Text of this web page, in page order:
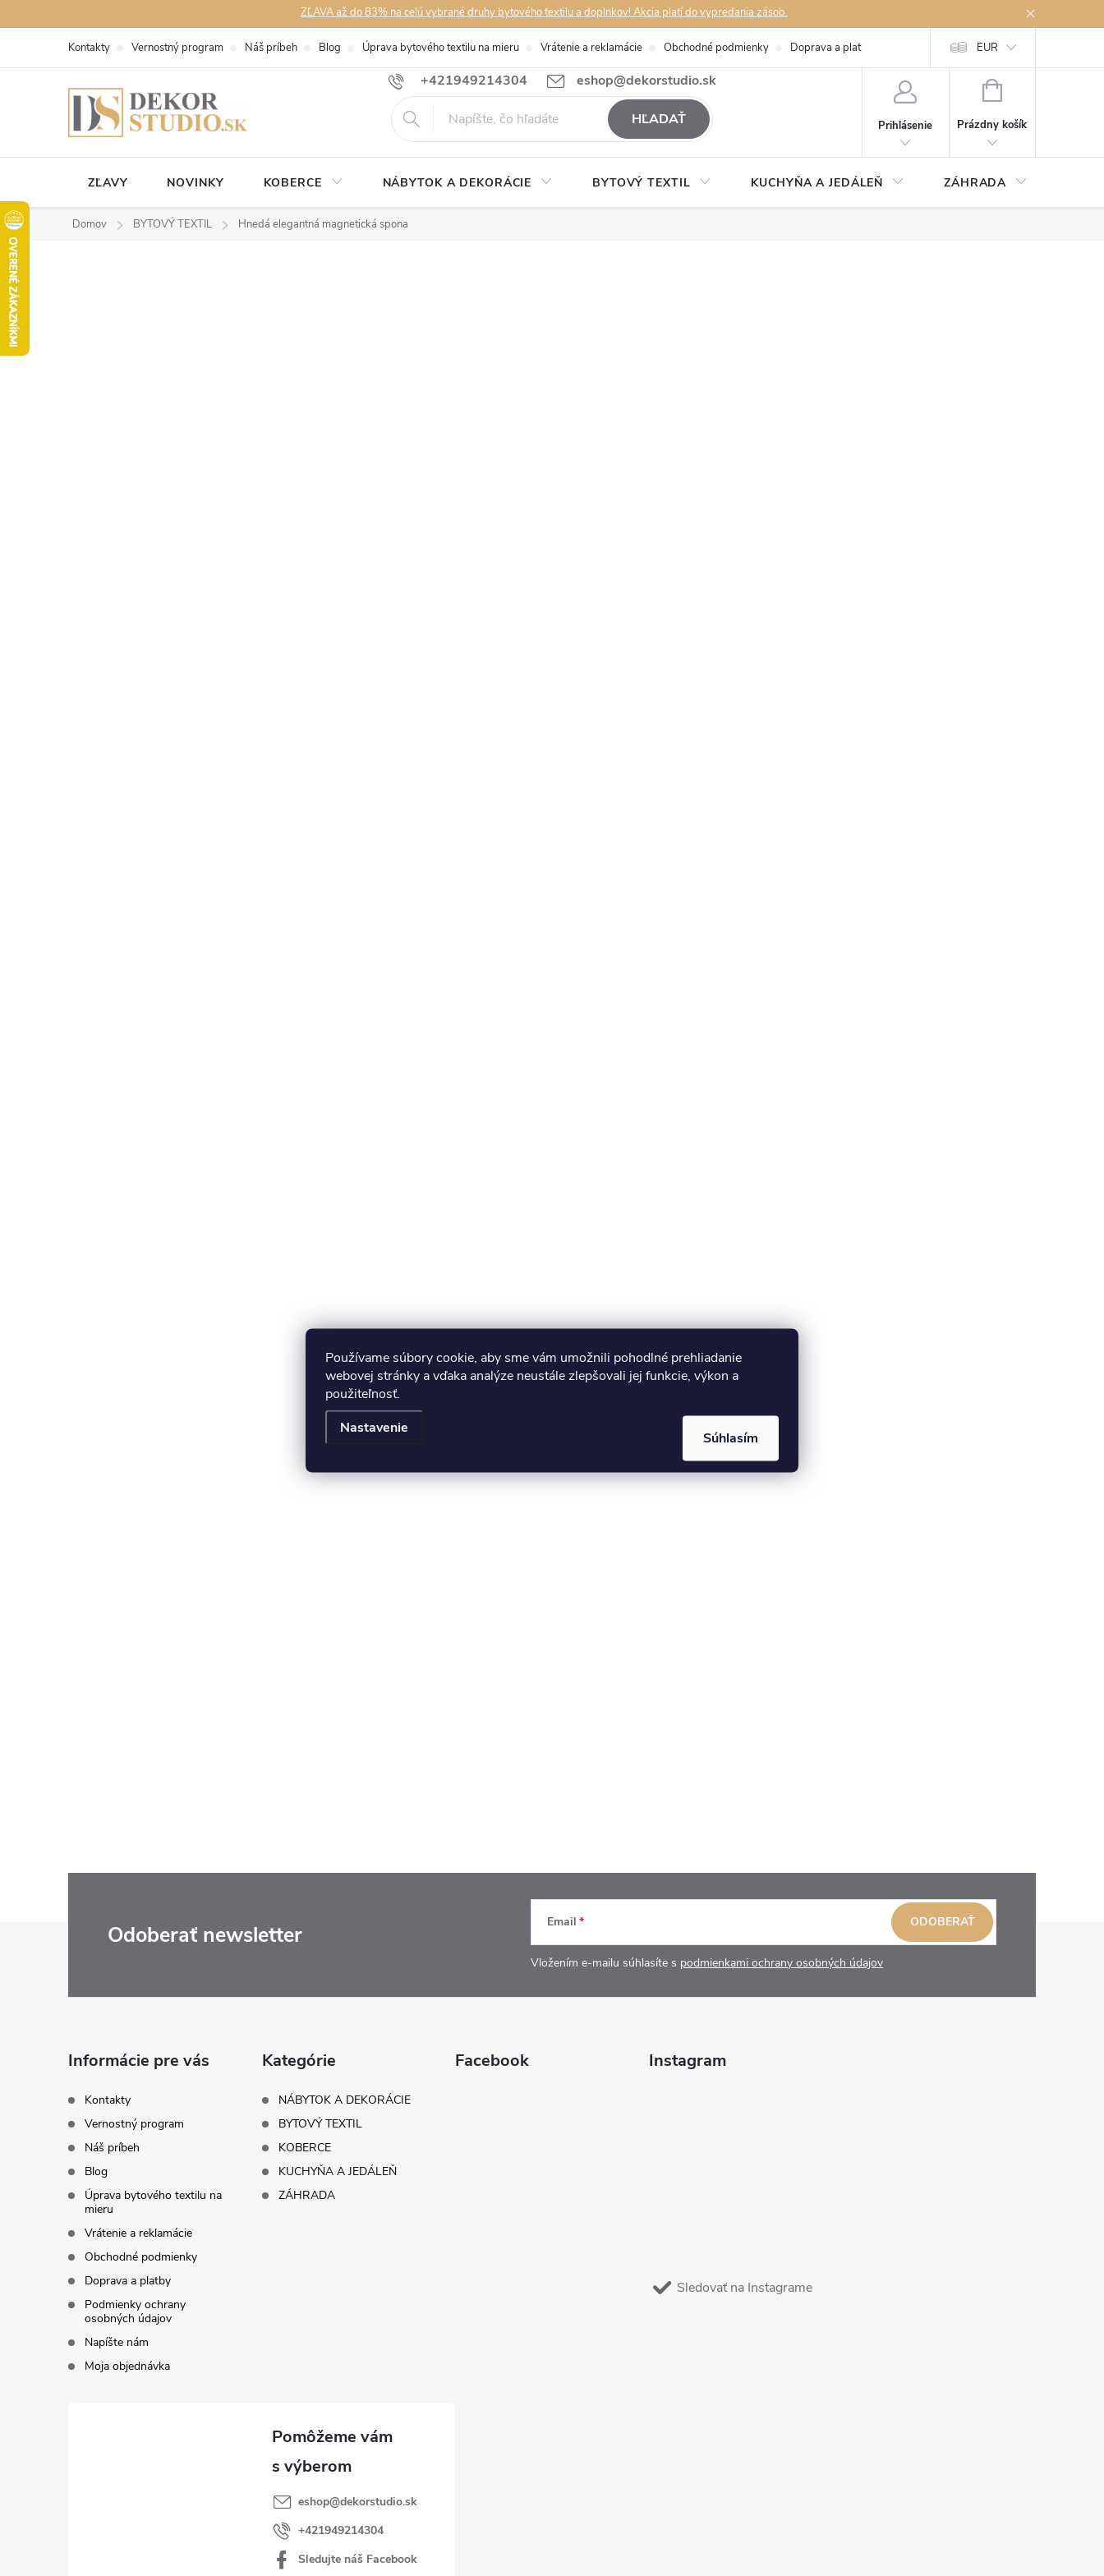
Používame súbory cookie, aby sme vám umožnili pohodlné prehliadanie
webovej stránky a vďaka analýze neustále zlepšovali jej funkcie, výkon a
použiteľnosť.
Nastavenie
Súhlasím
na
ZĽAVA až do 83% na celú vybrané druhy bytového textilu a doplnkov! Akcia platí do vypredania zásob.
+421949214304 eshop@dekorstudio.sk
Kontakty Vernostný program Náš príbeh Blog Úprava bytového textilu na mieru Vrátenie a reklamácie Obchodné podmienky Doprava a platby Podmienky ochrany osobných údajov
EUR
HĽADAŤ Prihlásenie
NÁKUPNÝ
Prázdny košík
ZĽAVY NOVINKY KOBERCE NÁBYTOK A DEKORÁCIE BYTOVÝ TEXTIL KUCHYŇA A JEDÁLEŇ ZÁHRADA
Domov BYTOVÝ TEXTIL Hnedá elegantná magnetická spona
Odoberať newsletter Email
Vložením e-mailu súhlasíte s podmienkami ochrany osobných údajov
ODOBERAŤ
Informácie pre vás
Kontakty
Vernostný program
Náš príbeh
Blog
Úprava bytového textilu na
mieru
Vrátenie a reklamácie
Obchodné podmienky
Doprava a platby
Podmienky ochrany
osobných údajov
Napíšte nám
Moja objednávka
Kategórie
NÁBYTOK A DEKORÁCIE
BYTOVÝ TEXTIL
KOBERCE
KUCHYŇA A JEDÁLEŇ
ZÁHRADA
Facebook Instagram
Sledovať na Instagrame
eshop@dekorstudio.sk
+421949214304
Sledujte náš Facebook